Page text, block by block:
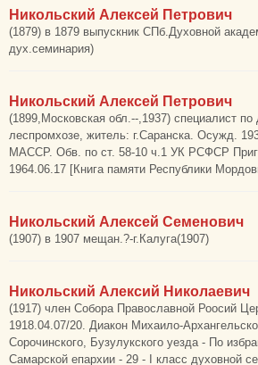
Никольский Алексей Петрович
(1879) в 1879 выпускник СПб.Духовной
дух.семинария)
Никольский Алексей Петрович
(1899,Московская обл.--,1937) специалист по
леспромхозе, житель: г.Саранска. Осужд.
МАССР. Обв. по ст. 58-10 ч.1 УК РСФСР
1964.06.17 [Книга памяти Республики
Никольский Алексей Семенович
(1907) в 1907 мещан.?-г.Калуга(1907)
Никольский Алексий Николаевич
(1917) член Собора Православной Роосий
1918.04.07/20. Диакон Михаило-
Сорочинского, Бузулукского уезда - По
Самарской епархии - 29 - I класс духовной